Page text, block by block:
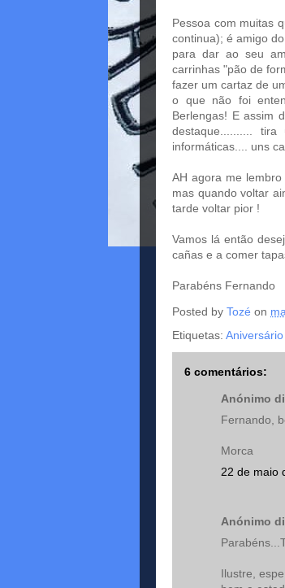
Pessoa com muitas
continua); é amigo
para dar ao seu
carrinhas "pão de
fazer um cartaz de
o que não foi
Berlengas! E assim
destaque..........
informáticas.... uns
AH agora me
mas quando voltar
tarde voltar pior !
Vamos lá então
cañas e a comer
Parabéns Fernando
Posted by Tozé on
Etiquetas: Aniversário
6 comentários:
Anónimo
Fernando,
Morca
22 de maio
Anónimo
Ilustre,